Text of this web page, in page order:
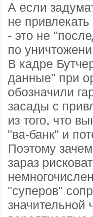
А если
не
- это не
по
В кадре
данные" при
обозначили
засады с
из того, что
"ва-банк" и
Поэтому
зараз
"суперов"
значительной